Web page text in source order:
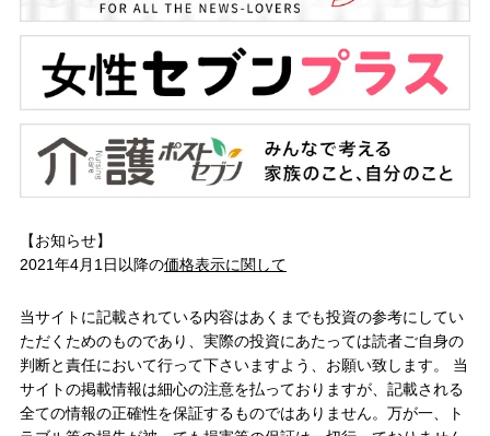
【お知らせ】
2021年4月1日以降の価格表示に関して
当サイトに記載されている内容はあくまでも投資の参考にしてい
ただくためのものであり、実際の投資にあたっては読者ご自身の
判断と責任において行って下さいますよう、お願い致します。 当
サイトの掲載情報は細心の注意を払っておりますが、記載される
全ての情報の正確性を保証するものではありません。万が一、ト